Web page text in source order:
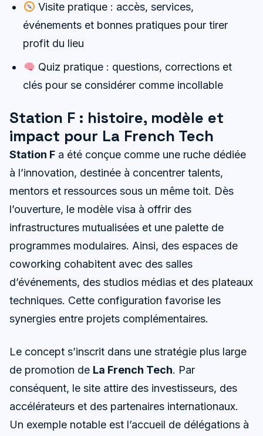
Visite pratique : accès, services,
événements et bonnes pratiques pour tirer
profit du lieu
Quiz pratique : questions, corrections et
clés pour se considérer comme incollable
Station F : histoire, modèle et
impact pour La French Tech
Station F a été conçue comme une ruche dédiée
à l’innovation, destinée à concentrer talents,
mentors et ressources sous un même toit. Dès
l’ouverture, le modèle visa à offrir des
infrastructures mutualisées et une palette de
programmes modulaires. Ainsi, des espaces de
coworking cohabitent avec des salles
d’événements, des studios médias et des plateaux
techniques. Cette configuration favorise les
synergies entre projets complémentaires.
Le concept s’inscrit dans une stratégie plus large
de promotion de La French Tech. Par
conséquent, le site attire des investisseurs, des
accélérateurs et des partenaires internationaux.
Un exemple notable est l’accueil de délégations à